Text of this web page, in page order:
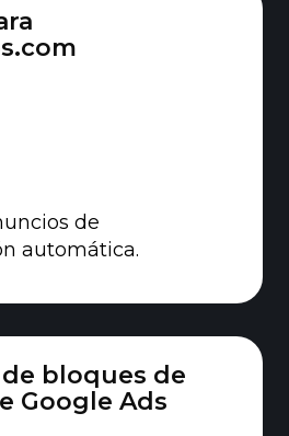
de
automática.
bloques de
Google Ads